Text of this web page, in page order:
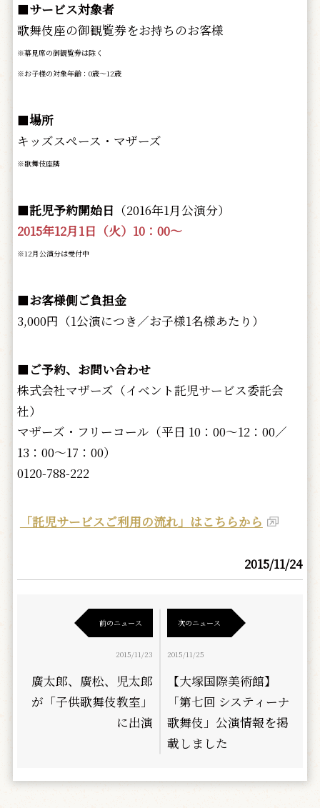
■サービス対象者
歌舞伎座の御観覧券をお持ちのお客様
※幕見席の御観覧券は除く
※お子様の対象年齢：0歳～12歳
■場所
キッズスペース・マザーズ
※歌舞伎座隣
■託児予約開始日 （2016年1月公演分）
2015年12月1日（火）10：00～
※12月公演分は受付中
■お客様側ご負担金
3,000円（1公演につき／お子様1名様あたり）
■ ご予約、お問い合わせ
株式会社マザーズ（イベント託児サービス委託会
社）
マザーズ・フリーコール（平日 10：00～12：00／
13：00～17：00）
0120-788-222
「託児サービスご利用の流れ」はこちらから
2015/11/24
前のニュース
2015/11/23
廣太郎、廣松、児太郎
が「子供歌舞伎教室」
に出演
次のニュース
2015/11/25
【大塚国際美術館】
「第七回 システィーナ
歌舞伎」公演情報を掲
載しました